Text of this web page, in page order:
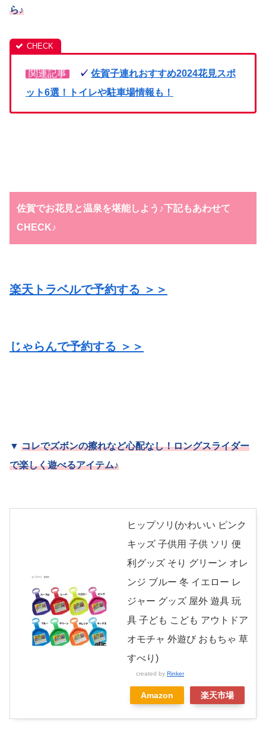
ら♪
関連記事 ✓ 佐賀子連れおすすめ2024花見スポ
ット6選！トイレや駐車場情報も！
佐賀でお花見と温泉を堪能しよう♪下記もあわせて
CHECK♪
楽天トラベルで予約する ＞＞
じゃらんで予約する ＞＞
▼ コレでズボンの擦れなど心配なし！ロングスライダー
で楽しく遊べるアイテム♪
ヒップソリ(かわいい ピンク
キッズ 子供用 子供 ソリ 便
利グッズ そり グリーン オレ
ンジ ブルー 冬 イエロー レ
ジャー グッズ 屋外 遊具 玩
具 子ども こども アウトドア
オモチャ 外遊び おもちゃ 草
すべり)
created by Rinker
Amazon 楽天市場